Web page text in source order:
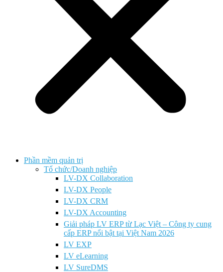
Phần mềm quản trị
Tổ chức/Doanh nghiệp
LV-DX Collaboration
LV-DX People
LV-DX CRM
LV-DX Accounting
Giải pháp LV ERP từ Lạc Việt – Công ty cung
cấp ERP nổi bật tại Việt Nam 2026
LV EXP
LV eLearning
LV SureDMS